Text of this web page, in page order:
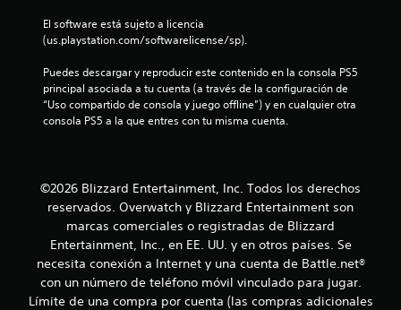
5
3
1
c
a
El software está sujeto a licencia
(us.playstation.com/softwarelicense/sp).
Puedes descargar y reproducir este contenido en la consola PS5
principal asociada a tu cuenta (a través de la configuración de
“Uso compartido de consola y juego offline”) y en cualquier otra
consola PS5 a la que entres con tu misma cuenta.
©2026 Blizzard Entertainment, Inc. Todos los derechos
reservados. Overwatch y Blizzard Entertainment son
marcas comerciales o registradas de Blizzard
Entertainment, Inc., en EE. UU. y en otros países. Se
necesita conexión a Internet y una cuenta de Battle.net®
con un número de teléfono móvil vinculado para jugar.
Límite de una compra por cuenta (las compras adicionales